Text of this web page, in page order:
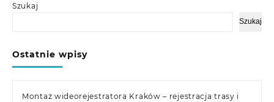
Szukaj
Szukaj
Ostatnie wpisy
Montaż wideorejestratora Kraków – rejestracja trasy i